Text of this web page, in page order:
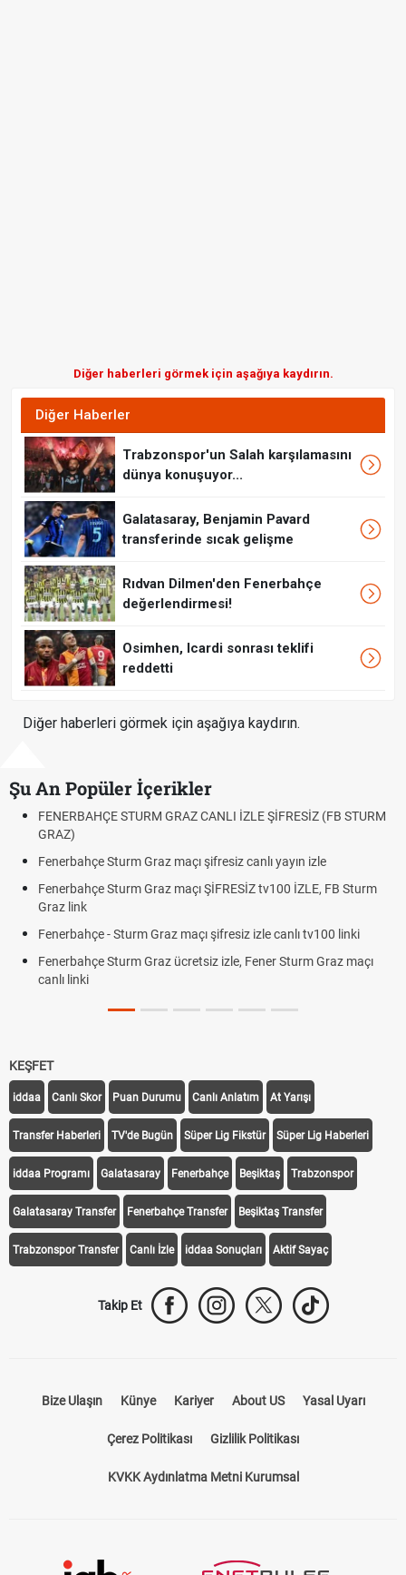
Diğer haberleri görmek için aşağıya kaydırın.
Diğer Haberler
Trabzonspor'un Salah karşılamasını
dünya konuşuyor...
Galatasaray, Benjamin Pavard
transferinde sıcak gelişme
Rıdvan Dilmen'den Fenerbahçe
değerlendirmesi!
Osimhen, Icardi sonrası teklifi
reddetti
Diğer haberleri görmek için aşağıya kaydırın.
Şu An Popüler İçerikler
GRAZ CANLI İZLE ŞİFRESİZ (FB STURM
maçı şifresiz canlı yayın izle
maçı ŞİFRESİZ tv100 İZLE, FB Sturm
Graz maçı şifresiz izle canlı tv100 linki
ücretsiz izle, Fener Sturm Graz maçı
Fındık Fiyatı
Altın Yükselecek mi,
Beklentiler
Rövanşı Saat
Off Tarihi Belli Oldu
KEŞFET
iddaa Canlı Skor Puan Durumu Canlı Anlatım At Yarışı
Transfer Haberleri TV'de Bugün Süper Lig Fikstür Süper Lig Haberleri
iddaa Programı Galatasaray Fenerbahçe Beşiktaş Trabzonspor
Galatasaray Transfer Fenerbahçe Transfer Beşiktaş Transfer
Canlı İzle iddaa Sonuçları Aktif Sayaç
Künye Kariyer About US
Çerez Politikası Gizlilik Politikası